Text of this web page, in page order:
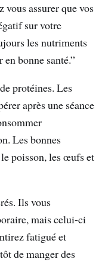
vous assurer que vos
sur votre
les nutriments
bonne santé.”
protéines. Les
après une séance
Les bonnes
poisson, les œufs et
Ils vous
mais celui-ci
fatigué et
de manger des